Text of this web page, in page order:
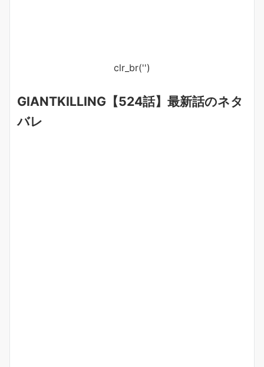
clr_br('')
GIANTKILLING【524話】最新話のネタ
バレ